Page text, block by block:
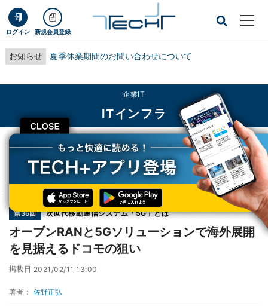
ログイン 新規会員登録
お知らせ 夏季休業期間のお問い合わせについて
CLOSE
企業IT
ITインフラ
TECH+ 企業IT
ITインフラ
オープンRANと5Gソリューションで海外展開を見据えるドコモの狙い
第36回 次世代移動通信システム「5G」とは
オープンRANと5Gソリューションで海外展開
を見据えるドコモの狙い
掲載日 2021/02/11 13:00
著者： 佐野正弘